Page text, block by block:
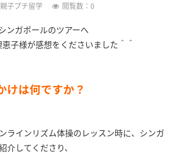
親子プチ留学 閲覧数：0
ンガポールのツアーへ
子様が感想をくださいました＾＾
けは何ですか？
ラインリズム体操のレッスン時に、シンガ
介してくださり、